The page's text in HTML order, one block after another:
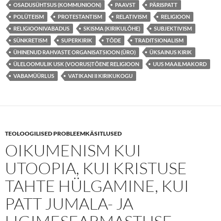
OSADUSÜHTSUS (KOMMUNIOON)
PAAVST
PÄRISPATT
POLÜTEISM
PROTESTANTISM RELATIVISM
RELIGIOON
RELIGIOONIVABADUS
SKISMA (KIRIKULÕHE)
SUBJEKTIVISM
SÜNKRETISM
SUPERKIRIK TÕDE
TRADITSIONALISM
ÜHINENUD RAHVASTE ORGANISATSIOON (ÜRO)
ÜKSAINUS KIRIK
ÜLELOOMULIK USK (VOORUS)TÕENE RELIGIOON
UUS MAAILMAKORD
VABAMÜÜRLUS
VATIKANI II KIRIKUKOGU
TEOLOOGILISED PROBLEEMKÄSITLUSED
OIKUMENISM KUI
UTOOPIA, KUI KRISTUSE
TAHTE HÜLGAMINE, KUI
PATT JUMALA- JA